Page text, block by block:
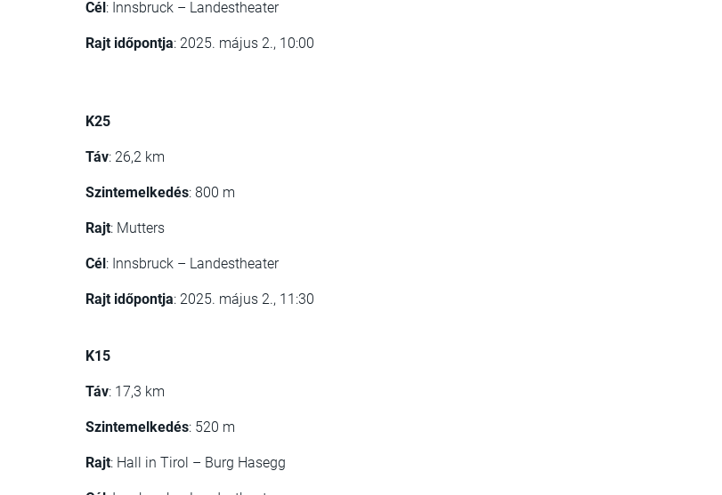
Cél : Innsbruck – Landestheater​
Rajt időpontja: 2025. május 2., 10:00
K25
Táv: 26,2 km
Szintemelkedés: 800 m​
Rajt: Mutters​
Cél : Innsbruck – Landestheater​
Rajt időpontja: 2025. május 2., 11:30​
K15
Táv: 17,3 km​
Szintemelkedés: 520 m​
Rajt: Hall in Tirol – Burg Hasegg